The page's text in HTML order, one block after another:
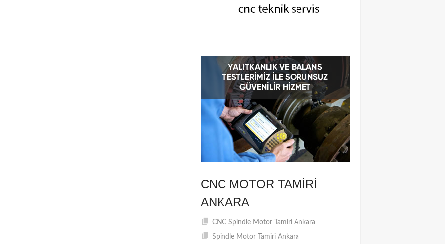
CNC MOTOR TAMIRI
ANKARA
CNC Spindle Motor Tamiri Ankara
Spindle Motor Tamiri Ankara